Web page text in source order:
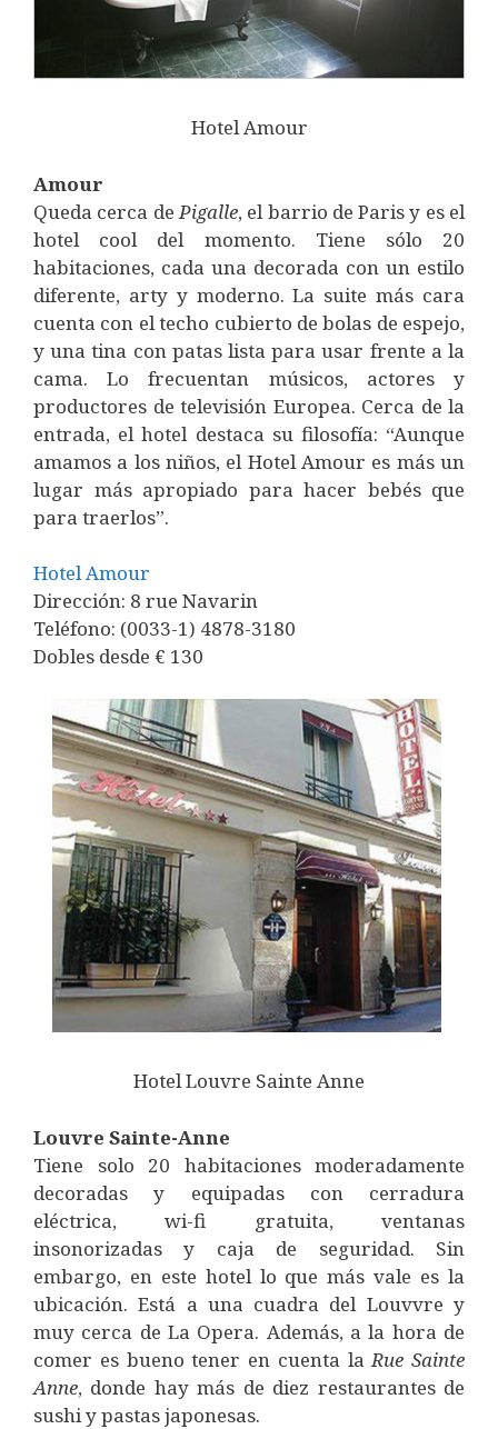
Hotel Amour
Amour
Queda cerca dePigalle, el barrio de Paris y es el
hotel cool del momento. Tiene sólo 20
habitaciones, cada una decorada con un estilo
diferente, arty y moderno. La suite más cara
cuenta con el techo cubierto de bolas de espejo,
y una tina con patas lista para usar frente a la
cama. Lo frecuentan músicos, actores y
productores de televisión Europea. Cerca de la
entrada, el hotel destaca su filosofía: “Aunque
amamos a los niños, el Hotel Amour es más un
lugar más apropiado para hacer bebés que
para traerlos”.
Hotel Amour
Dirección: 8 rue Navarin
Teléfono: (0033-1) 4878-3180
Dobles desde € 130
Hotel Louvre Sainte Anne
Louvre Sainte-Anne
Tiene solo 20 habitaciones moderadamente
decoradas y equipadas con cerradura
eléctrica, wi-fi gratuita, ventanas
insonorizadas y caja de seguridad. Sin
embargo, en este hotel lo que más vale es la
ubicación. Está a una cuadra del Louvvre y
muy cerca de La Opera. Además, a la hora de
comer es bueno tener en cuenta laRue Sainte
Anne, donde hay más de diez restaurantes de
sushi y pastas japonesas.